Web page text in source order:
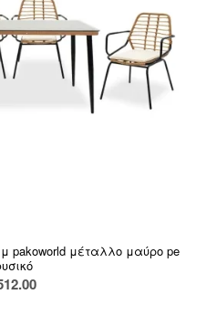
pakoworld μέταλλο μαύρο pe